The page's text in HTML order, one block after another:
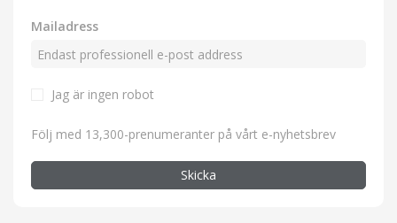
Mailadress
Jag är ingen robot
Följ med 13,300-prenumeranter på vårt e-nyhetsbrev
Skicka